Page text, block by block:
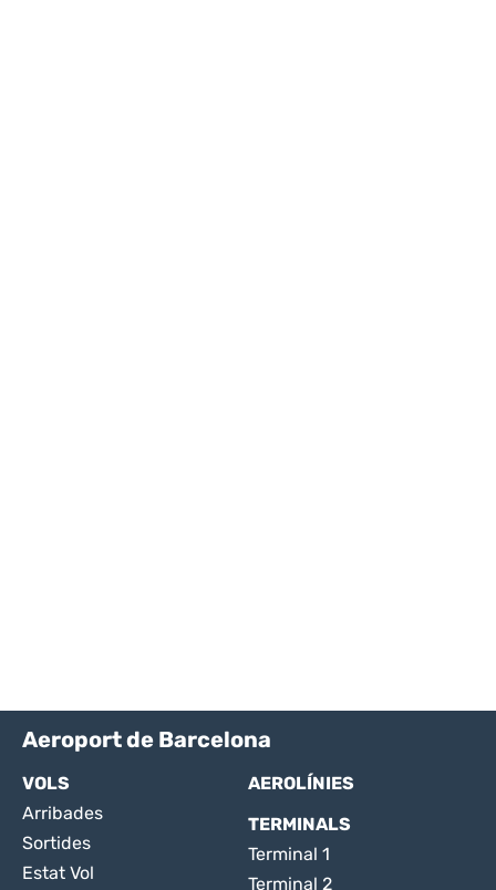
Aeroport de Barcelona
VOLS
Arribades
Sortides
Estat Vol
AEROLÍNIES
TERMINALS
Terminal 1
Terminal 2